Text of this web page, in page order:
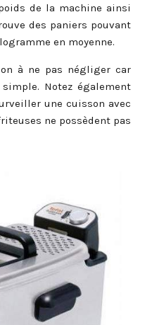
de la machine ainsi
des paniers pouvant
en moyenne.
à ne pas négliger car
Notez également
une cuisson avec
ne possèdent pas